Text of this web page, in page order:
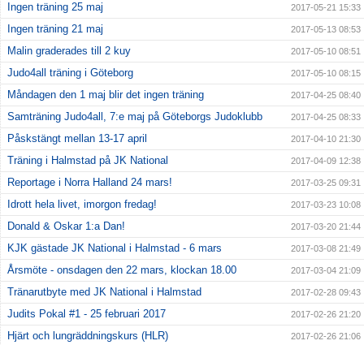
Ingen träning 25 maj 2017-05-21 15:33
Ingen träning 21 maj 2017-05-13 08:53
Malin graderades till 2 kuy 2017-05-10 08:51
Judo4all träning i Göteborg 2017-05-10 08:15
Måndagen den 1 maj blir det ingen träning 2017-04-25 08:40
Samträning Judo4all, 7:e maj på Göteborgs Judoklubb 2017-04-25 08:33
Påskstängt mellan 13-17 april 2017-04-10 21:30
Träning i Halmstad på JK National 2017-04-09 12:38
Reportage i Norra Halland 24 mars! 2017-03-25 09:31
Idrott hela livet, imorgon fredag! 2017-03-23 10:08
Donald & Oskar 1:a Dan! 2017-03-20 21:44
KJK gästade JK National i Halmstad - 6 mars 2017-03-08 21:49
Årsmöte - onsdagen den 22 mars, klockan 18.00 2017-03-04 21:09
Tränarutbyte med JK National i Halmstad 2017-02-28 09:43
Judits Pokal #1 - 25 februari 2017 2017-02-26 21:20
Hjärt och lungräddningskurs (HLR) 2017-02-26 21:06